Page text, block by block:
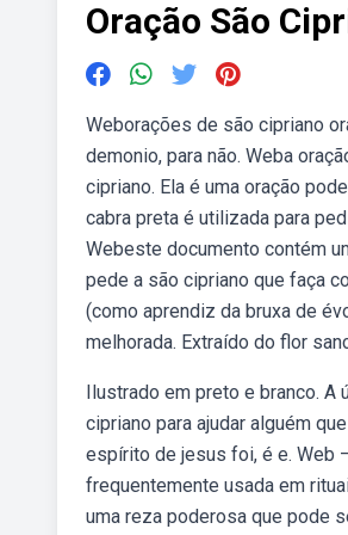
Oração São
Weborações de são cipriano
demonio, para não. Weba
cipriano. Ela é uma oração
cabra preta é utilizada para
Webeste documento contém
pede a são cipriano que faça
(como aprendiz da bruxa de
melhorada. Extraído do flor
Ilustrado em preto e branco. A
cipriano para ajudar alguém
espírito de jesus foi, é e. Web
frequentemente usada em
uma reza poderosa que pode